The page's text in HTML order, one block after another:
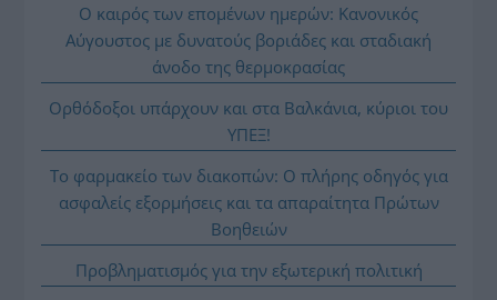
Ο καιρός των επομένων ημερών: Κανονικός
Αύγουστος με δυνατούς βοριάδες και σταδιακή
άνοδο της θερμοκρασίας
Ορθόδοξοι υπάρχουν και στα Βαλκάνια, κύριοι του
ΥΠΕΞ!
Το φαρμακείο των διακοπών: Ο πλήρης οδηγός για
ασφαλείς εξορμήσεις και τα απαραίτητα Πρώτων
Βοηθειών
Προβληματισμός για την εξωτερική πολιτική